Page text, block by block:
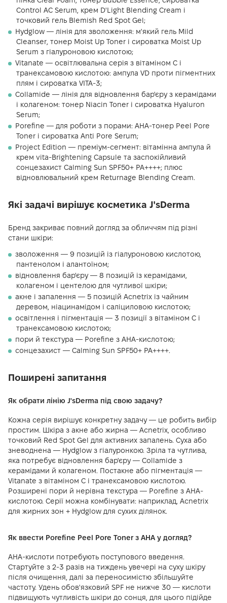
Control AC Serum, крем D'Light Blending Cream і
точковий гель Blemish Red Spot Gel;
Hydglow — лінія для зволоження: м'який гель Mild
Cleanser, тонер Moist Up Toner і сироватка Moist Up
Serum з гіалуроновою кислотою;
Vitanate — освітлювальна серія з вітаміном C і
транексамовою кислотою: ампула VD проти пігментних
плям і сироватка VITA-3;
Collamide — лінія для відновлення бар'єру з керамідами
і колагеном: тонер Niacin Toner і сироватка Hyaluron
Serum;
Porefine — для роботи з порами: AHA-тонер Peel Pore
Toner і сироватка Anti Pore Serum;
Project Edition — преміум-сегмент: вітамінна ампула й
крем vita-Brightening Capsule та заспокійливий
сонцезахист Calming Sun SPF50+ PA++++; плюс
відновлювальний крем Returnage Blending Cream.
Які задачі вирішує косметика J'sDerma
Бренд закриває повний догляд за обличчям під різні
стани шкіри:
зволоження — 9 позицій із гіалуроновою кислотою,
пантенолом і алантоїном;
відновлення бар'єру — 8 позицій із керамідами,
колагеном і центелою для чутливої шкіри;
акне і запалення — 5 позицій Acnetrix із чайним
деревом, ніацинамідом і саліциловою кислотою;
освітлення і пігментація — 3 позиції з вітаміном С і
транексамовою кислотою;
пори й текстура — Porefine з AHA-кислотою;
сонцезахист — Calming Sun SPF50+ PA++++.
Поширені запитання
Як обрати лінію J'sDerma під свою задачу?
Кожна серія вирішує конкретну задачу — це робить вибір
простим. Шкіра з акне або жирна — Acnetrix, особливо
точковий Red Spot Gel для активних запалень. Суха або
зневоднена — Hydglow з гіалуронкою. Зріла та чутлива,
яка потребує відновлення бар'єру — Collamide з
керамідами й колагеном. Постакне або пігментація —
Vitanate з вітаміном С і транексамовою кислотою.
Розширені пори й нерівна текстура — Porefine з AHA-
кислотою. Серії можна комбінувати: наприклад, Acnetrix
для жирних зон + Hydglow для сухих ділянок.
Як ввести Porefine Peel Pore Toner з AHA у догляд?
AHA-кислоти потребують поступового введення.
Стартуйте з 2-3 разів на тиждень увечері на суху шкіру
після очищення, далі за переносимістю збільшуйте
частоту. Удень обов'язковий SPF не нижче 30 — кислоти
підвищують чутливість шкіри до сонця, для цього підійде